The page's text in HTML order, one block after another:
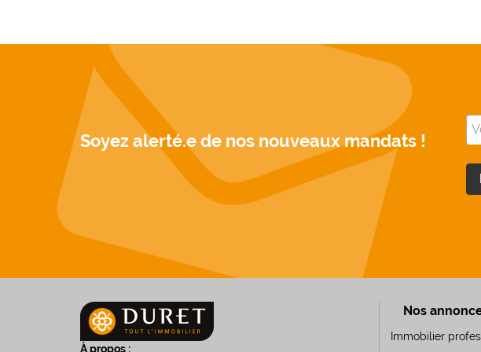
Soyez alerté.e de nos nouveaux mandats !
À propos :
Nos
Immobilier